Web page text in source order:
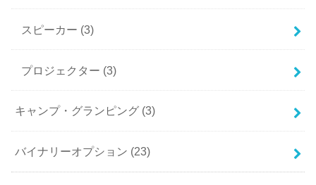
スピーカー (3)
プロジェクター (3)
キャンプ・グランピング (3)
バイナリーオプション (23)